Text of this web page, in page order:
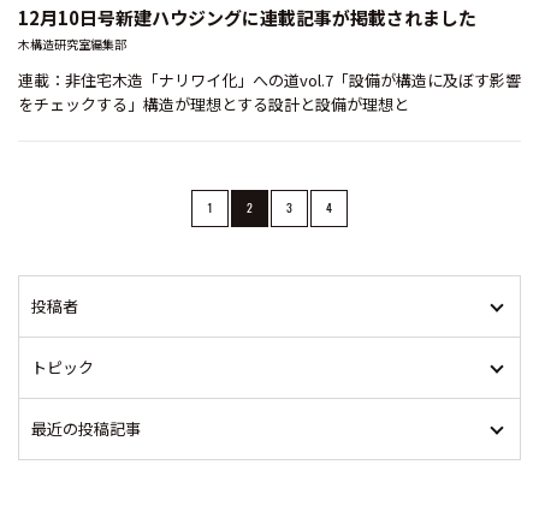
投稿者
トピック
最近の投稿記事
12月10日号新建ハウジングに連載記事が掲載されました
木構造研究室編集部
連載：非住宅木造「ナリワイ化」への道vol.7「設備が構造に及ぼす影響
をチェックする」構造が理想とする設計と設備が理想と
1 2 3 4